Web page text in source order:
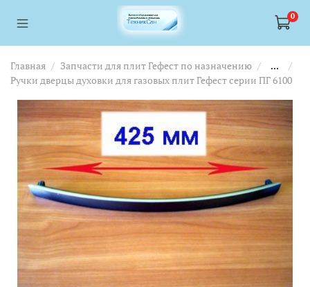
0
Главная Запчасти для плит Гефест по назначению
...
Ручки дверцы духовки для газовых плит Гефест серии ПГ 6100
<a href="https://webmaster.yandex.ru/siteinfo/?site=https://
<a href="https://webmaster.yandex.ru/siteinfo/?site=https://